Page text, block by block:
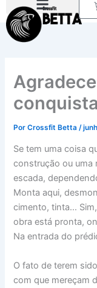
para
PorCrossfit Betta/
Se tem uma coisa
construção ou uma
escada,
Monta aqui,
cimento, tinta…
obra está pronta,
Na entrada do
O fato de terem
com que mereçam